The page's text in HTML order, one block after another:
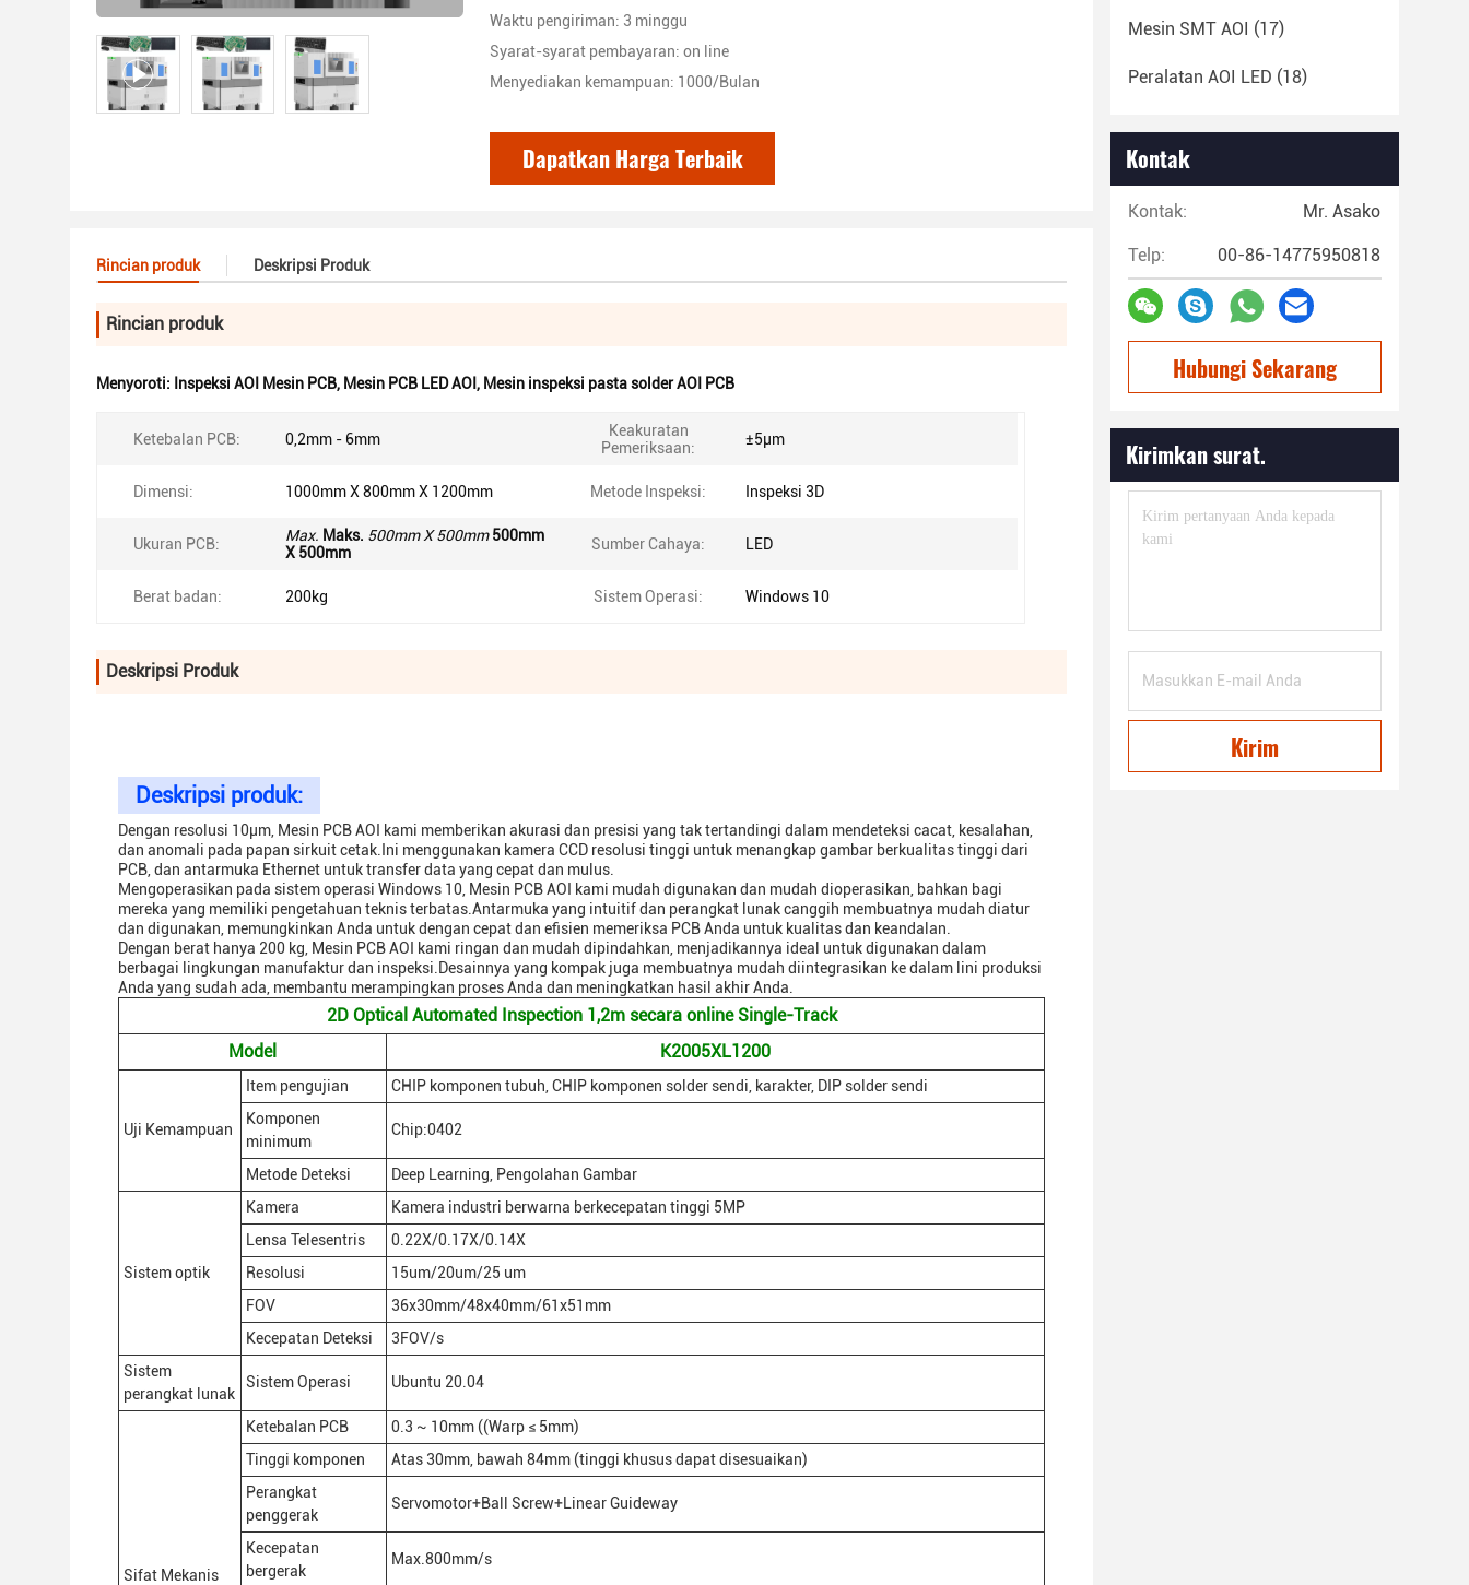
Waktu pengiriman: 3 minggu
Syarat-syarat pembayaran: on line
Menyediakan kemampuan: 1000/Bulan
Dapatkan Harga Terbaik
Rincian produk Deskripsi Produk
Rincian produk
Menyoroti: Inspeksi AOI Mesin PCB, Mesin PCB LED AOI , Mesin inspeksi pasta solder AOI PCB
Ketebalan PCB: 0,2mm - 6mm
Keakuratan
Pemeriksaan:
±5μm
Dimensi: 1000mm X 800mm X 1200mm Metode Inspeksi: Inspeksi 3D
Ukuran PCB: Max. Maks. 500mm X 500mm 500mm
X 500mm
Sumber Cahaya: LED
Berat badan: 200kg Sistem Operasi: Windows 10
Deskripsi Produk
Deskripsi produk:
Dengan resolusi 10μm, Mesin PCB AOI kami memberikan akurasi dan presisi yang tak tertandingi dalam mendeteksi cacat, kesalahan,
dan anomali pada papan sirkuit cetak.Ini menggunakan kamera CCD resolusi tinggi untuk menangkap gambar berkualitas tinggi dari
PCB, dan antarmuka Ethernet untuk transfer data yang cepat dan mulus.
Mengoperasikan pada sistem operasi Windows 10, Mesin PCB AOI kami mudah digunakan dan mudah dioperasikan, bahkan bagi
mereka yang memiliki pengetahuan teknis terbatas.Antarmuka yang intuitif dan perangkat lunak canggih membuatnya mudah diatur
dan digunakan, memungkinkan Anda untuk dengan cepat dan efisien memeriksa PCB Anda untuk kualitas dan keandalan.
Dengan berat hanya 200 kg, Mesin PCB AOI kami ringan dan mudah dipindahkan, menjadikannya ideal untuk digunakan dalam
berbagai lingkungan manufaktur dan inspeksi.Desainnya yang kompak juga membuatnya mudah diintegrasikan ke dalam lini produksi
Anda yang sudah ada, membantu merampingkan proses Anda dan meningkatkan hasil akhir Anda.
2D Optical Automated Inspection 1,2m secara online Single-Track
Model
K2005XL1200
Uji Kemampuan
Item pengujian
CHIP komponen tubuh, CHIP komponen solder sendi, karakter, DIP solder sendi
Komponen
minimum
Chip:0402
Metode Deteksi Deep Learning, Pengolahan Gambar
Sistem optik
Kamera
Kamera industri berwarna berkecepatan tinggi 5MP
Lensa Telesentris
0.22X/0.17X/0.14X
Resolusi
15um/20um/25 um
FOV
36x30mm/48x40mm/61x51mm
Kecepatan Deteksi
3FOV/s
Sistem
perangkat lunak
Sistem Operasi Ubuntu 20.04
Sifat Mekanis
Ketebalan PCB
0.3 ~ 10mm ((Warp ≤ 5mm)
Tinggi komponen
Atas 30mm, bawah 84mm (tinggi khusus dapat disesuaikan)
Perangkat
penggerak
Servomotor+Ball Screw+Linear Guideway
Kecepatan
bergerak
Max.800mm/s
Mesin SMT AOI (17)
Peralatan AOI LED (18)
Kontak
Kontak: Mr. Asako
Telp: 00-86-14775950818
Hubungi Sekarang
Kirimkan surat.
Kirim